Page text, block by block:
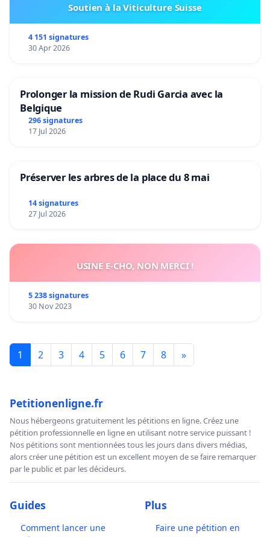
Soutien à la Viticulture Suisse
4 151 signatures
30 Apr 2026
Prolonger la mission de Rudi Garcia avec la
Belgique
296 signatures
17 Jul 2026
Préserver les arbres de la place du 8 mai
14 signatures
27 Jul 2026
USINE E-CHO, NON MERCI !
5 238 signatures
30 Nov 2023
1 2 3 4 5 6 7 8 »
Petitionenligne.fr
Nous hébergeons gratuitement les pétitions en ligne. Créez une
pétition professionnelle en ligne en utilisant notre service puissant !
Nos pétitions sont mentionnées tous les jours dans divers médias,
alors créer une pétition est un excellent moyen de se faire remarquer
par le public et par les décideurs.
Guides
Comment lancer une
Plus
Faire une pétition en